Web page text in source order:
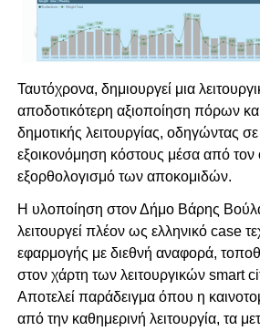
Ταυτόχρονα, δημιουργεί μια
αποδοτικότερη αξιοποίηση πόρων
δημοτικής λειτουργίας, οδηγώντας
εξοικονόμηση κόστους μέσα από τον
εξορθολογισμό των αποκομιδών.
Η υλοποίηση στον Δήμο Βάρης
λειτουργεί πλέον ως ελληνικό case
εφαρμογής με διεθνή αναφορά,
στον χάρτη των λειτουργικών smart
Αποτελεί παράδειγμα όπου η
από την καθημερινή λειτουργία, τα